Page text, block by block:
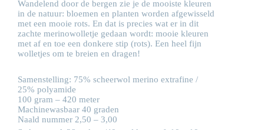
Wandelend door de bergen zie je de mooiste kleuren
in de natuur: bloemen en planten worden afgewisseld
met een mooie rots. En dat is precies wat er in dit
zachte merinowolletje gedaan wordt: mooie kleuren
met af en toe een donkere stip (rots). Een heel fijn
wolletjes om te breien en dragen!
Samenstelling: 75% scheerwol merino extrafine /
25% polyamide
100 gram – 420 meter
Machinewasbaar 40 graden
Naald nummer 2,50 – 3,00